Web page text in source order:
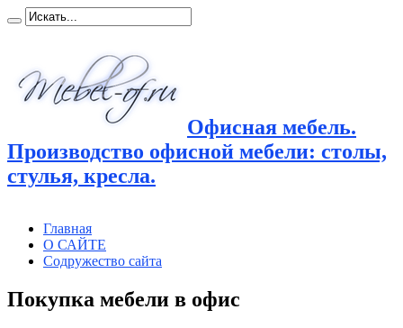
Офисная мебель.
Производство офисной мебели: столы,
стулья, кресла.
Главная
О САЙТЕ
Содружество сайта
Покупка мебели в офис